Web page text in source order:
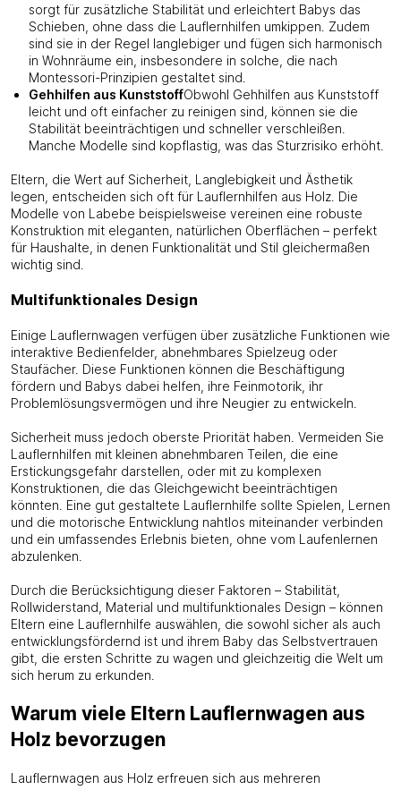
sorgt für zusätzliche Stabilität und erleichtert Babys das
Schieben, ohne dass die Lauflernhilfen umkippen. Zudem
sind sie in der Regel langlebiger und fügen sich harmonisch
in Wohnräume ein, insbesondere in solche, die nach
Montessori-Prinzipien gestaltet sind.
Gehhilfen aus KunststoffObwohl Gehhilfen aus Kunststoff
leicht und oft einfacher zu reinigen sind, können sie die
Stabilität beeinträchtigen und schneller verschleißen.
Manche Modelle sind kopflastig, was das Sturzrisiko erhöht.
Eltern, die Wert auf Sicherheit, Langlebigkeit und Ästhetik
legen, entscheiden sich oft für Lauflernhilfen aus Holz. Die
Modelle von Labebe beispielsweise vereinen eine robuste
Konstruktion mit eleganten, natürlichen Oberflächen – perfekt
für Haushalte, in denen Funktionalität und Stil gleichermaßen
wichtig sind.
Multifunktionales Design
Einige Lauflernwagen verfügen über zusätzliche Funktionen wie
interaktive Bedienfelder, abnehmbares Spielzeug oder
Staufächer. Diese Funktionen können die Beschäftigung
fördern und Babys dabei helfen, ihre Feinmotorik, ihr
Problemlösungsvermögen und ihre Neugier zu entwickeln.
Sicherheit muss jedoch oberste Priorität haben. Vermeiden Sie
Lauflernhilfen mit kleinen abnehmbaren Teilen, die eine
Erstickungsgefahr darstellen, oder mit zu komplexen
Konstruktionen, die das Gleichgewicht beeinträchtigen
könnten. Eine gut gestaltete Lauflernhilfe sollte Spielen, Lernen
und die motorische Entwicklung nahtlos miteinander verbinden
und ein umfassendes Erlebnis bieten, ohne vom Laufenlernen
abzulenken.
Durch die Berücksichtigung dieser Faktoren – Stabilität,
Rollwiderstand, Material und multifunktionales Design – können
Eltern eine Lauflernhilfe auswählen, die sowohl sicher als auch
entwicklungsfördernd ist und ihrem Baby das Selbstvertrauen
gibt, die ersten Schritte zu wagen und gleichzeitig die Welt um
sich herum zu erkunden.
Warum viele Eltern Lauflernwagen aus
Holz bevorzugen
Lauflernwagen aus Holz erfreuen sich aus mehreren